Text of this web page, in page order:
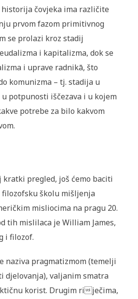
historija čovjeka ima različite
prvom fazom primitivnog
se prolazi kroz stadij
i kapitalizma, dok se
i uprave radnikā, što
komunizma – tj. stadija u
potpunosti iščezava i u kojem
potrebe za bilo kakvom
pregled, još ćemo baciti
filozofsku školu mišljenja
misliocima na pragu 20.
tih mislilaca je William James,
i filozof.
naziva pragmatizmom (temelji
djelovanja), valjanim smatra
korist. Drugim riječima,